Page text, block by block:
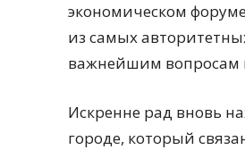
экономическом
из самых
важнейшим вопросам
Искренне рад вновь
городе, который